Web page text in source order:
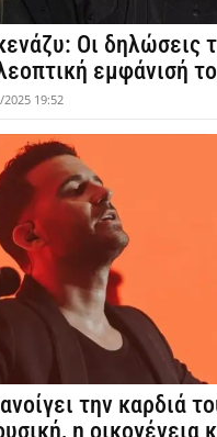
Οι δηλώσεις
εμφάνισή
2025 19:52
την καρδιά
η οικογένεια